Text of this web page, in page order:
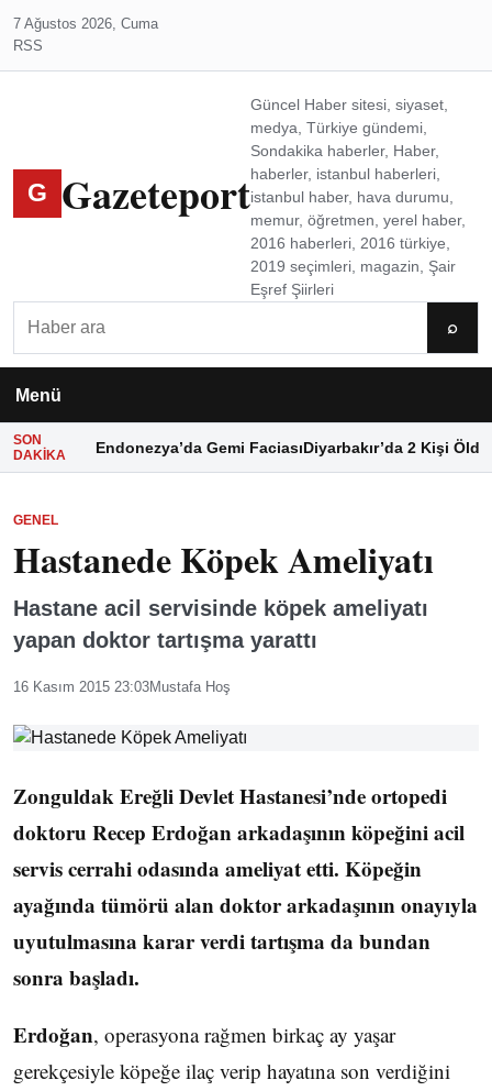
7 Ağustos 2026, Cuma
RSS
G Gazeteport
Güncel Haber sitesi, siyaset,
medya, Türkiye gündemi,
Sondakika haberler, Haber,
haberler, istanbul haberleri,
istanbul haber, hava durumu,
memur, öğretmen, yerel haber,
2016 haberleri, 2016 türkiye,
2019 seçimleri, magazin, Şair
Eşref Şiirleri
⌕
Menü
SON
DAKIKA
Endonezya’da Gemi FaciasıDiyarbakır’da 2 Kişi Öldü
GENEL
Hastanede Köpek Ameliyatı
Hastane acil servisinde köpek ameliyatı
yapan doktor tartışma yarattı
16 Kasım 2015 23:03Mustafa Hoş
Zonguldak Ereğli Devlet Hastanesi’nde ortopedi
doktoru Recep Erdoğan arkadaşının köpeğini acil
servis cerrahi odasında ameliyat etti. Köpeğin
ayağında tümörü alan doktor arkadaşının onayıyla
uyutulmasına karar verdi tartışma da bundan
sonra başladı.
Erdoğan, operasyona rağmen birkaç ay yaşar
gerekçesiyle köpeğe ilaç verip hayatına son verdiğini